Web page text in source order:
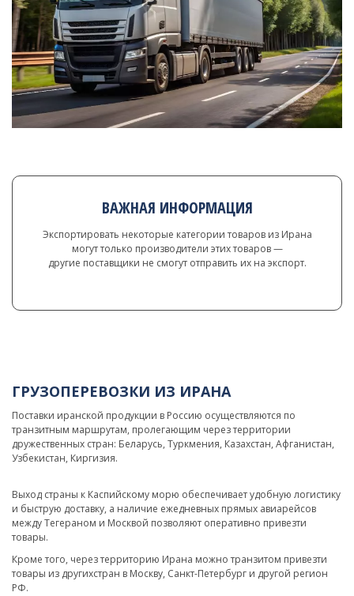
ВАЖНАЯ ИНФОРМАЦИЯ
Экспортировать некоторые категории товаров из Ирана
могут только производители этих товаров —
другие поставщики не смогут отправить их на экспорт.
ГРУЗОПЕРЕВОЗКИ ИЗ ИРАНА
Поставки иранской продукции в Россию осуществляются по
транзитным маршрутам, пролегающим через территории
дружественных стран: Беларусь, Туркмения, Казахстан, Афганистан,
Узбекистан, Киргизия.
Выход страны к Каспийскому морю обеспечивает удобную логистику
и быструю доставку, а наличие ежедневных прямых авиарейсов
между Тегераном и Москвой позволяют оперативно привезти
товары.
Кроме того, через территорию Ирана можно транзитом привезти
товары из другихстран в Москву, Санкт-Петербург и другой регион
РФ.